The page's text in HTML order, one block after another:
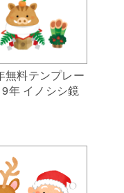
無料テンプレー
年 イノシシ鏡